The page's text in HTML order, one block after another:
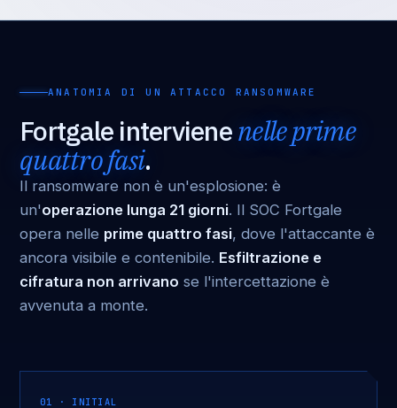
ANATOMIA DI UN ATTACCO RANSOMWARE
Fortgale intervienenelle prime
quattro fasi.
Il ransomware non è un'esplosione: è
un'operazione lunga 21 giorni. Il SOC Fortgale
opera nelle prime quattro fasi, dove l'attaccante è
ancora visibile e contenibile. Esfiltrazione e
cifratura non arrivano se l'intercettazione è
avvenuta a monte.
01 · INITIAL